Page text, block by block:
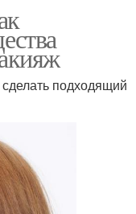
сделать подходящий